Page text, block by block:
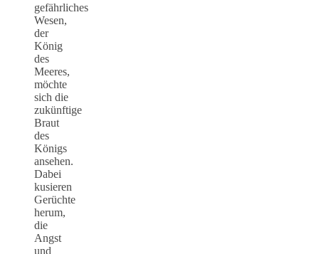
gefährliches
Wesen,
der
König
des
Meeres,
möchte
sich die
zukünftige
Braut
des
Königs
ansehen.
Dabei
kusieren
Gerüchte
herum,
die
Angst
und